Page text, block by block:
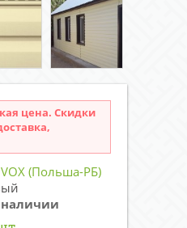
цена. Скидки
VOX (Польша-РБ)
наличии